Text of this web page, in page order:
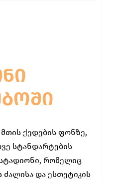
ქედების ფონზე,
სტანდარტების
სტადიონი, რომელიც
და ესთეტიკის